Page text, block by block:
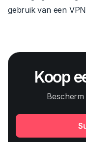
gebruik van een
Koop